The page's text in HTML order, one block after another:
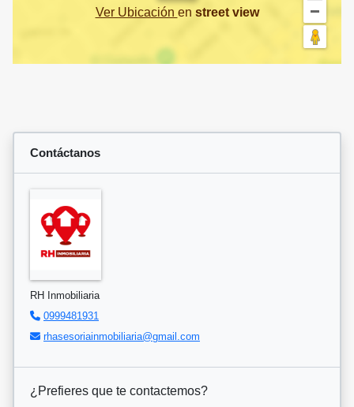
Ver Ubicación en street view
Contáctanos
RH Inmobiliaria
0999481931
rhasesoriainmobiliaria@gmail.com
¿Prefieres que te contactemos?